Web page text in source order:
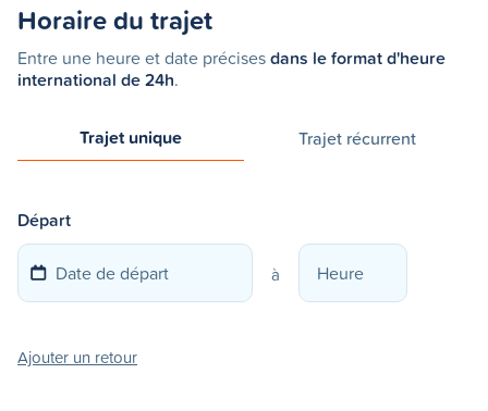
Horaire du trajet
Entre une heure et date précisesdans le format d'heure
international de 24h.
Trajet unique Trajet récurrent
Départ
à
Ajouter un retour